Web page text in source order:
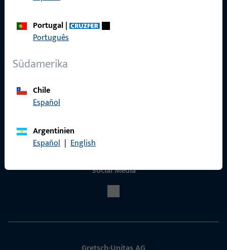
Portugal|
Português
Südamerika
Chile
Español
Argentinien
Español | English
Social Media